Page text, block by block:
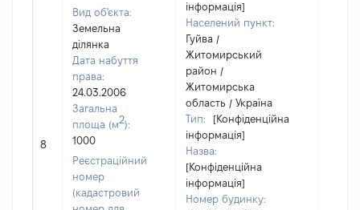
8
Вид об'єкта:
Земельна
ділянка
Дата набуття
права:
24.03.2006
Загальна
площа (м2):
1000
Реєстраційний
номер
(кадастровий
інформація]
Населений пункт:
Гуйва /
Житомирський
район /
Житомирська
область / Україна
Тип:
[Конфіденційна
інформація]
Назва:
[Конфіденційна
інформація]
Номер будинку: